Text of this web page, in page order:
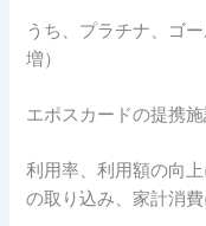
うち、プラチナ、ゴ
増）
エポスカードの提携
利用率、利用額の向
の取り込み、家計消